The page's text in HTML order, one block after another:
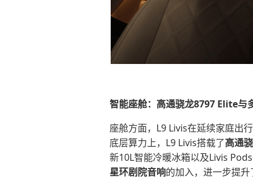
智能座舱：高通骁龙8797 Elite与
座舱方面，L9 Livis在延续家庭出
底层算力上，L9 Livis搭载了高通
新10L智能冷暖冰箱以及Livis Pods
星环剧院音响的加入，进一步提升